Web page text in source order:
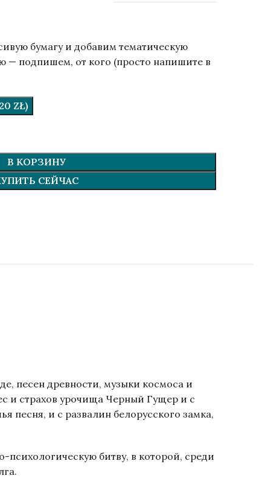
бумагу и добавим тематическую
— подпишем, от кого (просто напишите в
ZŁ)
В КОРЗИНУ
СЕЙЧАС
песен древности, музыки космоса и
и страхов урочища Черный Гущер и с
песня, и с развалин белорусского замка,
битву, в которой, среди